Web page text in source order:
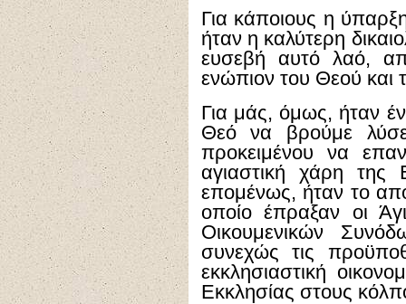
Για κάποιους η
ήταν η καλύτερη
ευσεβή αυτό λαό,
ενώπιον του Θεού και
Για μάς, όμως, ήταν
Θεό να βρούμε
προκειμένου να
αγιαστική χάρη
επομένως, ήταν το
οποίο έπραξαν οι
Οικουμενικών
συνεχώς τις
εκκλησιαστική
Εκκλησίας στους